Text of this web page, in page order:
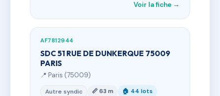
Voir la fiche →
AF7812944
SDC 51 RUE DE DUNKERQUE 75009
PARIS
📍 Paris (75009)
Autre syndic 📏 63 m 🏠 44 lots